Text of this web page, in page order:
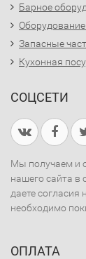
Барное
Запасные
Кухонная
СОЦСЕТИ
Мы получаем и
нашего сайта в
даете
необходимо
ОПЛАТА